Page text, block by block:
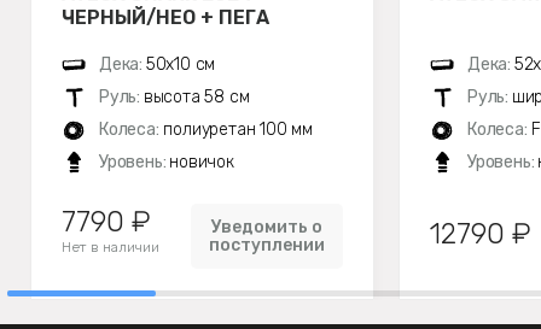
ЧЕРНЫЙ/НЕО + ПЕГА
Дека: 50х10 см
Руль: высота 58 см
Колеса: полиуретан 100 мм
Уровень: новичок
7790 ₽
Нет в наличии
Уведомить о
поступлении
Дека:
Руль:
Колеса:
Уровень:
12790 ₽